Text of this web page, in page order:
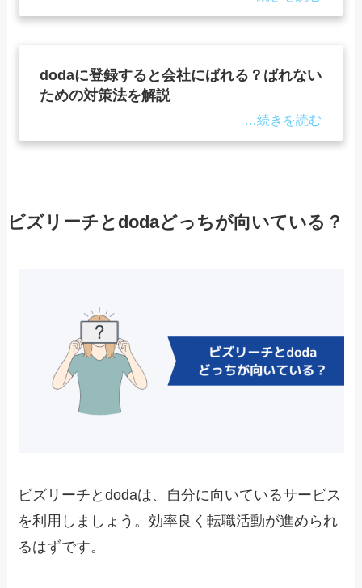
dodaに登録すると会社にばれる？ばれない
ための対策法を解説
ビズリーチとdodaどっちが向いている？
ビズリーチとdodaは、 自分に向いているサービス
を利用しましょう。効率良く転職活動が進められ
るはずです。